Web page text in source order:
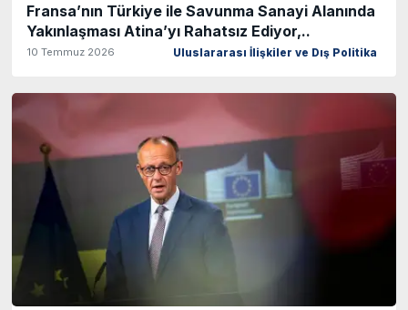
Fransa’nın Türkiye ile Savunma Sanayi Alanında
Yakınlaşması Atina’yı Rahatsız Ediyor,..
10 Temmuz 2026 Uluslararası İlişkiler ve Dış Politika